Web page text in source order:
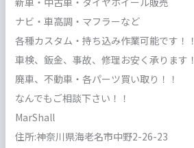
ナビ・車高調・マフラーなど
各種カスタム・持ち込み作業可能です！！
車検、鈑金、事故、修理お安く承ります！
廃車、不動車・各パーツ買い取り！！
なんでもご相談下さい！！
MarShall
住所:神奈川県海老名市中野2-26-23